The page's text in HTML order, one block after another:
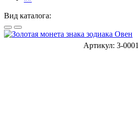
Вид каталога:
Артикул: 3-0001